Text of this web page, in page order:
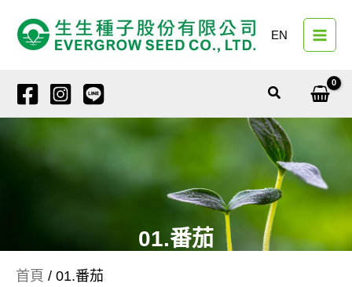
EN
搜
尋
01.番茄
首頁 / 01.番茄